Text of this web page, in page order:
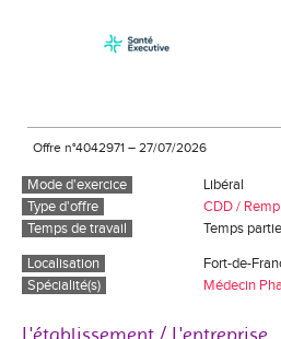
Offre n°4042971 – 27/07/2026
Mode d'exercice
Libéral
Type d'offre
CDD /
Temps de travail
Temps
Localisation
Fort-de-
Spécialité(s)
Médecin